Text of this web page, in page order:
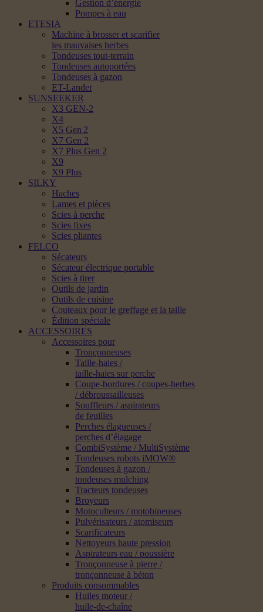
Gestion d’énergie
Pompes à eau
ETESIA
Machine à brosser et scarifier
les mauvaises herbes
Tondeuses tout-terrain
Tondeuses autoportées
Tondeuses à gazon
ET-Lander
SUNSEEKER
X3 GEN-2
X4
X5 Gen 2
X7 Gen 2
X7 Plus Gen 2
X9
X9 Plus
SILKY
Haches
Lames et pièces
Scies à perche
Scies fixes
Scies pliantes
FELCO
Sécateurs
Sécateur électrique portable
Scies à tirer
Outils de jardin
Outils de cuisine
Couteaux pour le greffage et la taille
Édition spéciale
ACCESSOIRES
Accessoires pour
Tronçonneuses
Taille-haies /
taille-haies sur perche
Coupe-bordures / coupes-herbes
/ débroussailleuses
Souffleurs / aspirateurs
de feuilles
Perches élagueuses /
perches d’élagage
CombiSystème / MultiSystème
Tondeuses robots iMOW®
Tondeuses à gazon /
tondeuses mulching
Tracteurs tondeuses
Broyeurs
Motoculteurs / motobineuses
Pulvérisateurs / atomiseurs
Scarificateurs
Nettoyeurs haute pression
Aspirateurs eau / poussière
Tronçonneuse à pierre /
tronçonneuse à béton
Produits consommables
Huiles moteur /
huile-de-chaîne